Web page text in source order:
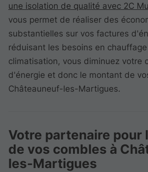
une isolation de qualité avec 2C
vous permet de réaliser des
substantielles sur vos factures
réduisant les besoins en
climatisation, vous diminuez votre
d'énergie et donc le montant de
Châteauneuf-les-Martigues.
Votre partenaire pour
de vos combles à
les-Martigues